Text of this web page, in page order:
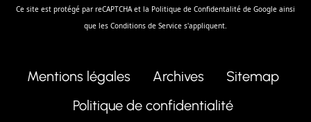
Ce site est protégé par reCAPTCHA et la Politique de Confidentalité de Google ainsi
que les Conditions de Service s'appliquent.
Mentions légales Archives
Sitemap
Politique de confidentialité